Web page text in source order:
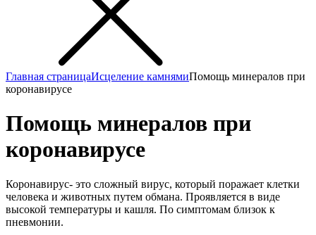
Главная страницаИсцеление камнямиПомощь минералов при
коронавирусе
Помощь минералов при
коронавирусе
Коронавирус- это сложный вирус, который поражает клетки
человека и животных путем обмана. Проявляется в виде
высокой температуры и кашля. По симптомам близок к
пневмонии.